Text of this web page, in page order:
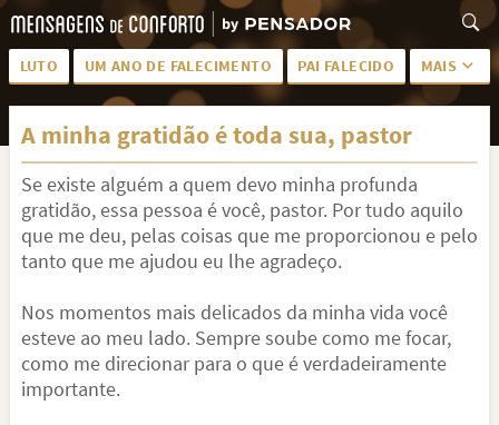
LUTO UM ANO DE FALECIMENTO PAI FALECIDO MAIS
LUTO PARA AMIGA PALAVRAS
SAUDADES DA MÃE PÊSAMES
PÊSAMES PARA AMIGA DESCANSE EM PAZ
MEUS SENTIMENTOS PÊSAMES PARA AMIGO
FRASES DE LUTO PARA AMIGO FIM DE NAMORO
TODAS AS CATEGORIAS
A minha gratidão é toda sua, pastor
Se existe alguém a quem devo minha profunda
gratidão, essa pessoa é você, pastor. Por tudo aquilo
que me deu, pelas coisas que me proporcionou e pelo
tanto que me ajudou eu lhe agradeço.
Nos momentos mais delicados da minha vida você
esteve ao meu lado. Sempre soube como me focar,
como me direcionar para o que é verdadeiramente
importante.